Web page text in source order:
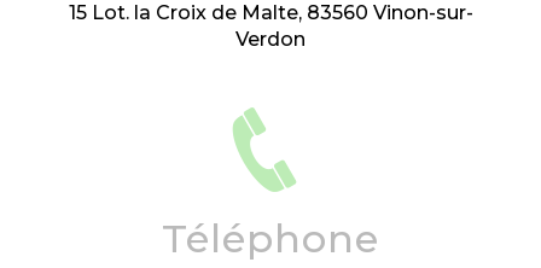
15 Lot. la Croix de Malte, 83560 Vinon-sur-
Verdon
Téléphone